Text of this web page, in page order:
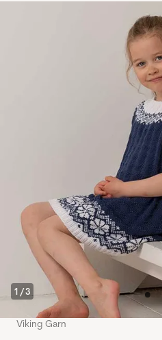
1 /3
Viking Garn